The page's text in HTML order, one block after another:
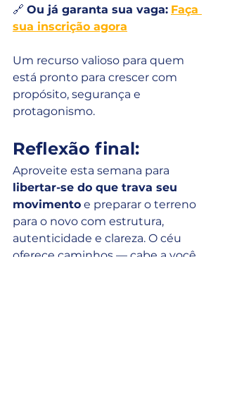
🔗 Ou já garanta sua vaga: Faça
sua inscrição agora
Um recurso valioso para quem
está pronto para crescer com
propósito, segurança e
protagonismo.
Reflexão final:
Aproveite esta semana para
libertar-se do que trava seu
movimento e preparar o terreno
para o novo com estrutura,
autenticidade e clareza. O céu
oferece caminhos — cabe a você